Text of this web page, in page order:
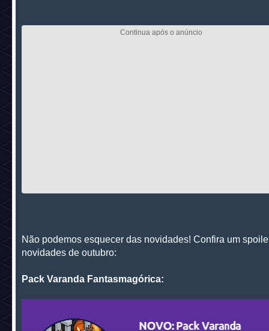
Não podemos esquecer das novidades! Confira um
novidades de outubro:
Pack Varanda Fantasmagórica: